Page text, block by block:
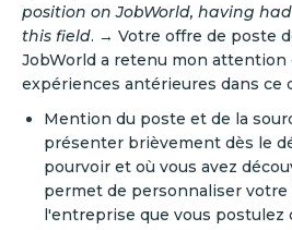
position on JobWorld, having
this field. → Votre offre de poste
JobWorld a retenu mon attention
expériences antérieures dans ce
Mention du poste et de la
présenter brièvement dès le
pourvoir et où vous avez
permet de personnaliser
l'entreprise que vous postulez